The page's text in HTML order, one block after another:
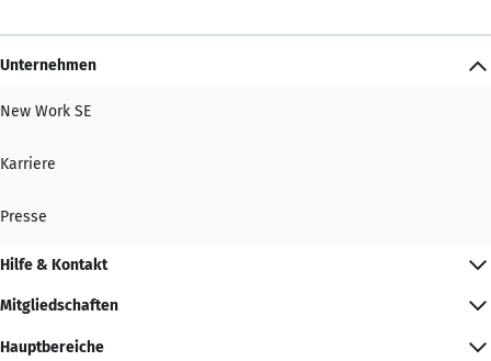
Unternehmen
New Work SE
Karriere
Presse
Hilfe & Kontakt
Mitgliedschaften
Hauptbereiche